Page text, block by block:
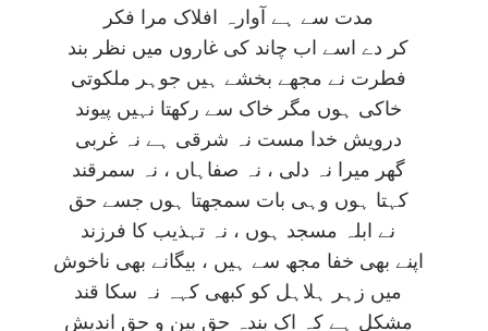
مدت سے ہے آوارہ افلاک مرا فکر
کر دے اسے اب چاند کی غاروں ميں نظر بند
فطرت نے مجھے بخشے ہيں جوہر ملکوتی
خاکی ہوں مگر خاک سے رکھتا نہيں پيوند
درويش خدا مست نہ شرقی ہے نہ غربی
گھر ميرا نہ دلی ، نہ صفاہاں ، نہ سمرقند
کہتا ہوں وہی بات سمجھتا ہوں جسے حق
نے ابلہ مسجد ہوں ، نہ تہذيب کا فرزند
اپنے بھی خفا مجھ سے ہيں ، بيگانے بھی ناخوش
ميں زہر ہلاہل کو کبھی کہہ نہ سکا قند
مشکل ہے کہ اک بندہ حق بين و حق انديش